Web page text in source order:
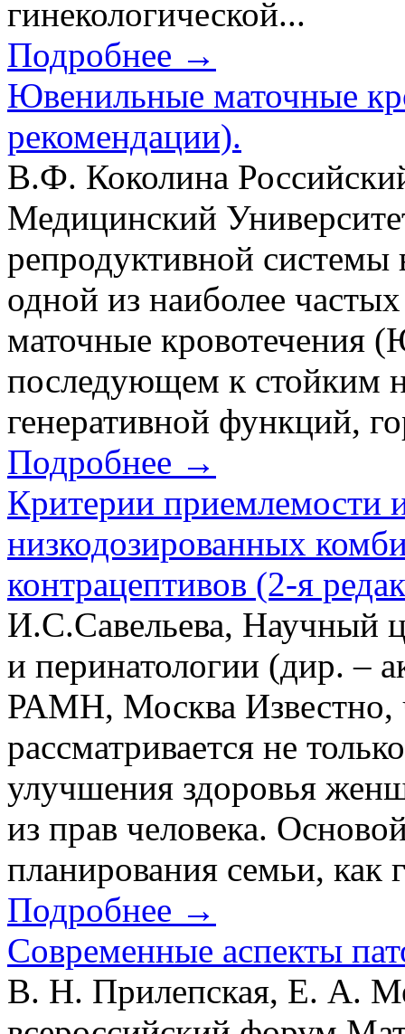
гинекологической...
Подробнее →
Ювенильные маточные
рекомендации).
В.Ф. Коколина
Медицинский
репродуктивной системы
одной из наиболее
маточные кровотечения
последующем к стойким
генеративной функций,
Подробнее →
Критерии приемлемости
низкодозированных
контрацептивов (2-я
И.С.Савельева, Научный
и перинатологии (дир. –
РАМН, Москва Известно,
рассматривается не
улучшения здоровья
из прав человека.
планирования семьи, как
Подробнее →
Современные аспекты
В. Н. Прилепская, Е. А.